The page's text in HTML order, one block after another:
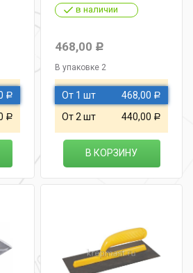
Р
Р
в наличии
468,00 Р
В упаковке 2
От 1 шт 468,00 Р
От 2 шт 440,00 Р
В КОРЗИНУ